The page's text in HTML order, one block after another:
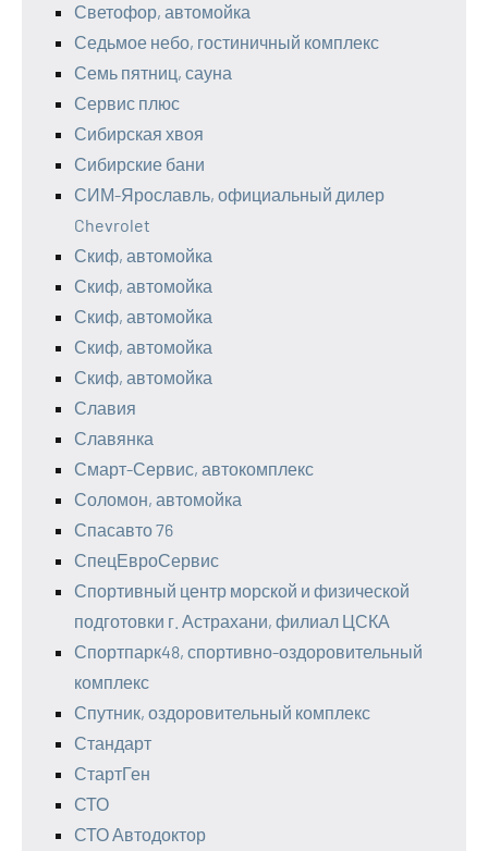
Светофор, автомойка
Седьмое небо, гостиничный комплекс
Семь пятниц, сауна
Сервис плюс
Сибирская хвоя
Сибирские бани
СИМ-Ярославль, официальный дилер
Chevrolet
Скиф, автомойка
Скиф, автомойка
Скиф, автомойка
Скиф, автомойка
Скиф, автомойка
Славия
Славянка
Смарт-Сервис, автокомплекс
Соломон, автомойка
Спасавто 76
СпецЕвроСервис
Спортивный центр морской и физической
подготовки г. Астрахани, филиал ЦСКА
Спортпарк48, спортивно-оздоровительный
комплекс
Спутник, оздоровительный комплекс
Стандарт
СтартГен
СТО
СТО Автодоктор